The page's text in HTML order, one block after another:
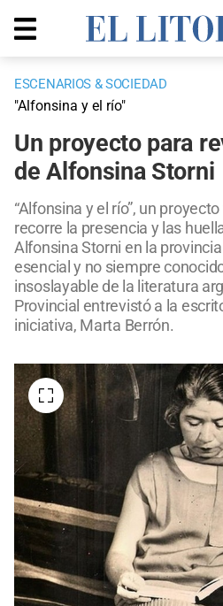
ESCENARIOS & SOCIEDAD
"Alfonsina y el río"
Un proyecto para
de Alfonsina Storni
“Alfonsina y el río”, un
recorre la presencia y las
Alfonsina Storni en la
esencial y no siempre
insoslayable de la literatura
Provincial entrevistó a la
iniciativa, Marta Berrón.